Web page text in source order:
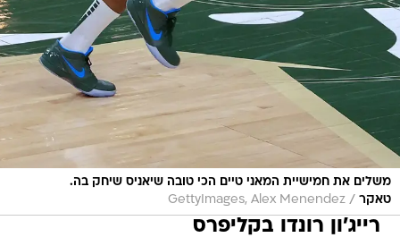
משלים את חמישיית המאני טיים הכי טובה שיאניס שיחק בה.
טאקר /
GettyImages, Alex Menendez
רייג'ון רונדו בקליפרס